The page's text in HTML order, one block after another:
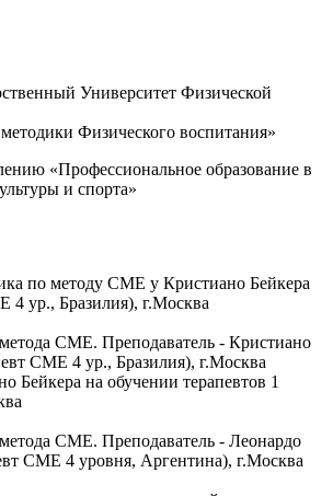
Университет Физической
Физического воспитания»
«Профессиональное образование в
и спорта»
по методу СМЕ у Кристиано Бейкера
4 ур., Бразилия), г.Москва
СМЕ. Преподаватель - Кристиано
СМЕ 4 ур., Бразилия), г.Москва
Бейкера на обучении терапевтов 1
СМЕ. Преподаватель - Леонардо
СМЕ 4 уровня, Аргентина), г.Москва